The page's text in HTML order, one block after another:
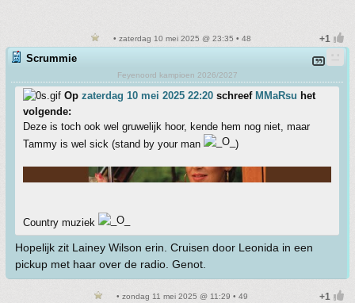
• zaterdag 10 mei 2025 @ 23:35 • 48
Scrummie
Feyenoord kampioen 2026/2027
Op zaterdag 10 mei 2025 22:20 schreef MMaRsu het
volgende:
Deze is toch ook wel gruwelijk hoor, kende hem nog niet, maar
Tammy is wel sick (stand by your man
)
Country muziek
Hopelijk zit Lainey Wilson erin. Cruisen door Leonida in een
pickup met haar over de radio. Genot.
• zondag 11 mei 2025 @ 11:29 • 49